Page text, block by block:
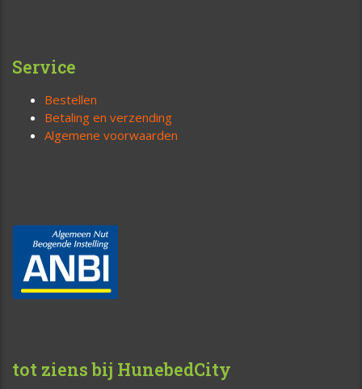
Service
Bestellen
Betaling en verzending
Algemene voorwaarden
tot ziens bij HunebedCity